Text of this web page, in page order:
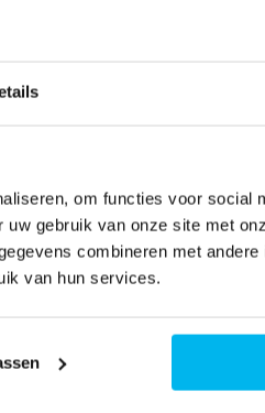
om functies voor social
gebruik van onze site met
combineren met
van hun services.